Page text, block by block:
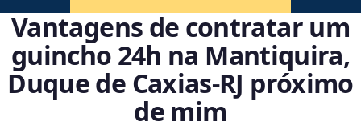
Vantagens de contratar um
guincho 24h na Mantiquira,
Duque de Caxias‑RJ próximo
de mim